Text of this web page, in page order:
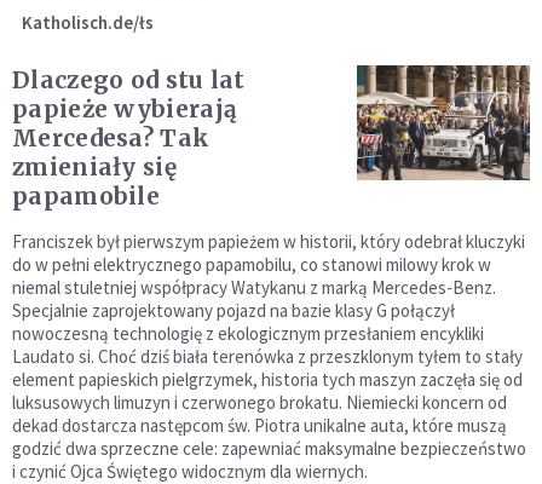
Katholisch.de/łs
Dlaczego od stu lat
papieże wybierają
Mercedesa? Tak
zmieniały się
papamobile
Franciszek był pierwszym papieżem w historii, który odebrał kluczyki
do w pełni elektrycznego papamobilu, co stanowi milowy krok w
niemal stuletniej współpracy Watykanu z marką Mercedes-Benz.
Specjalnie zaprojektowany pojazd na bazie klasy G połączył
nowoczesną technologię z ekologicznym przesłaniem encykliki
Laudato si. Choć dziś biała terenówka z przeszklonym tyłem to stały
element papieskich pielgrzymek, historia tych maszyn zaczęła się od
luksusowych limuzyn i czerwonego brokatu. Niemiecki koncern od
dekad dostarcza następcom św. Piotra unikalne auta, które muszą
godzić dwa sprzeczne cele: zapewniać maksymalne bezpieczeństwo
i czynić Ojca Świętego widocznym dla wiernych.